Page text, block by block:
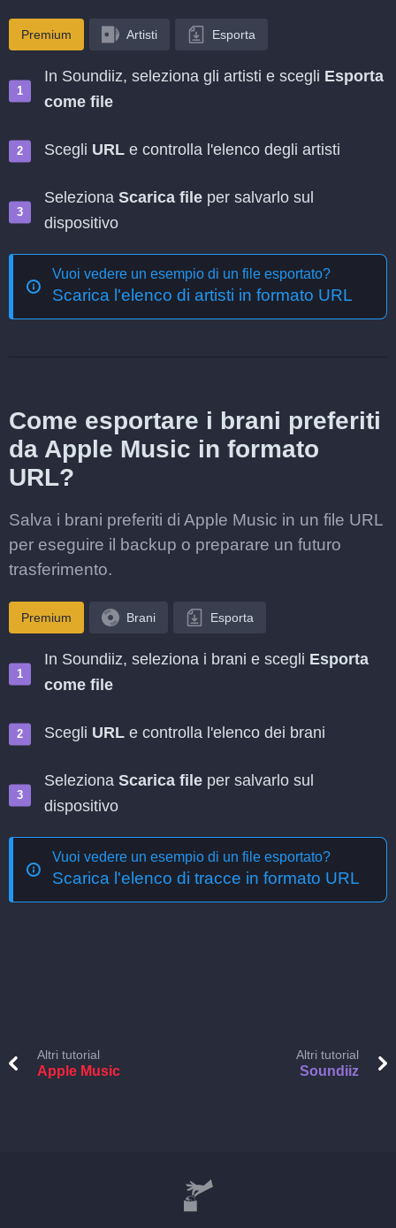
Premium Artisti Esporta
In Soundiiz, seleziona gli artisti e scegli Esporta
come file
Scegli URL e controlla l'elenco degli artisti
Seleziona Scarica file per salvarlo sul
dispositivo
Vuoi vedere un esempio di un file esportato?
Scarica l'elenco di artisti in formato URL
Come esportare i brani preferiti
da Apple Music in formato
URL?
Salva i brani preferiti di Apple Music in un file URL
per eseguire il backup o preparare un futuro
trasferimento.
Premium Brani Esporta
In Soundiiz, seleziona i brani e scegli Esporta
come file
Scegli URL e controlla l'elenco dei brani
Seleziona Scarica file per salvarlo sul
dispositivo
Vuoi vedere un esempio di un file esportato?
Scarica l'elenco di tracce in formato URL
Altri tutorial
Apple Music
Altri tutorial
Soundiiz